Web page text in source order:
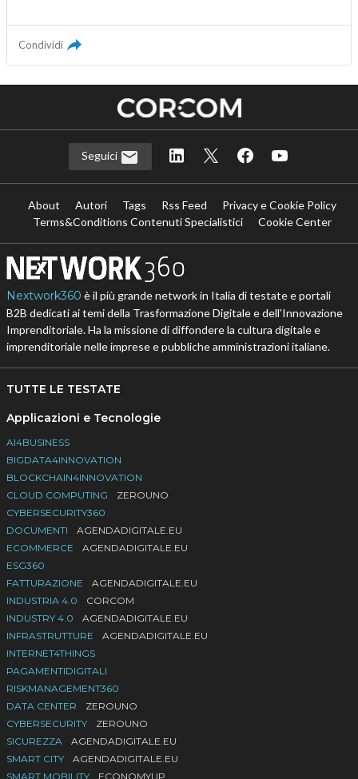
Condividi
Seguici
About Autori Tags Rss Feed
Privacy e Cookie Policy
Terms&Conditions Contenuti Specialistici
Cookie Center
Nextwork360 è il più grande network in Italia di testate e portali
B2B dedicati ai temi della Trasformazione Digitale e dell’Innovazione
Imprenditoriale. Ha la missione di diffondere la cultura digitale e
imprenditoriale nelle imprese e pubbliche amministrazioni italiane.
TUTTE LE TESTATE
Applicazioni e Tecnologie
AI4BUSINESS
BIGDATA4INNOVATION
BLOCKCHAIN4INNOVATION
CLOUD COMPUTING
ZEROUNO
CYBERSECURITY360
DOCUMENTI
AGENDADIGITALE.EU
ECOMMERCE
AGENDADIGITALE.EU
ESG360
FATTURAZIONE
AGENDADIGITALE.EU
INDUSTRIA 4.0
CORCOM
INDUSTRY 4.0
AGENDADIGITALE.EU
INFRASTRUTTURE
AGENDADIGITALE.EU
INTERNET4THINGS
PAGAMENTIDIGITALI
RISKMANAGEMENT360
DATA CENTER
ZEROUNO
CYBERSECURITY
ZEROUNO
SICUREZZA
AGENDADIGITALE.EU
SMART CITY
AGENDADIGITALE.EU
SMART MOBILITY
ECONOMYUP